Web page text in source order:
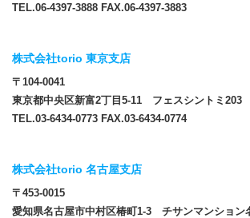
TEL.06-4397-3888 FAX.06-4397-3883
株式会社torio 東京支店
〒104-0041
東京都中央区新富2丁目5-11 フェスシントミ203
TEL.03-6434-0773 FAX.03-6434-0774
株式会社torio 名古屋支店
〒453-0015
愛知県名古屋市中村区椿町1-3 チサンマンション